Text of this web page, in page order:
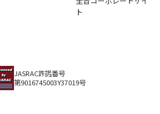
ト
JASRAC許諾番号
第9016745003Y37019号